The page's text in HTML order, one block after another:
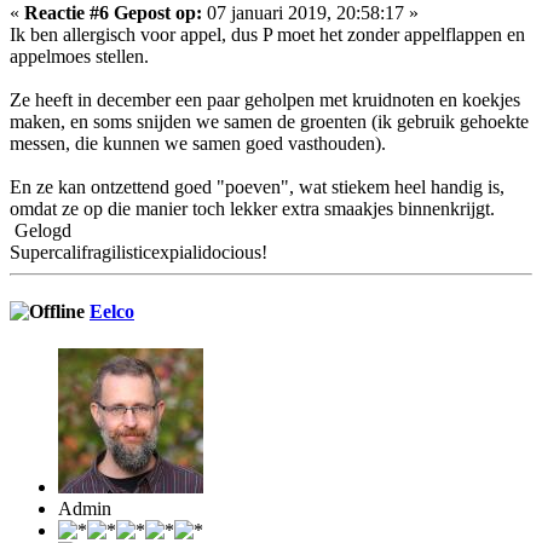
« Reactie #6 Gepost op: 07 januari 2019, 20:58:17 »
Ik ben allergisch voor appel, dus P moet het zonder appelflappen en
appelmoes stellen.
Ze heeft in december een paar geholpen met kruidnoten en koekjes
maken, en soms snijden we samen de groenten (ik gebruik gehoekte
messen, die kunnen we samen goed vasthouden).
En ze kan ontzettend goed "poeven", wat stiekem heel handig is,
omdat ze op die manier toch lekker extra smaakjes binnenkrijgt.
Gelogd
Supercalifragilisticexpialidocious!
Eelco
Admin